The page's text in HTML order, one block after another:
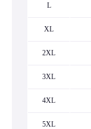
L
XL
2XL
3XL
4XL
5XL